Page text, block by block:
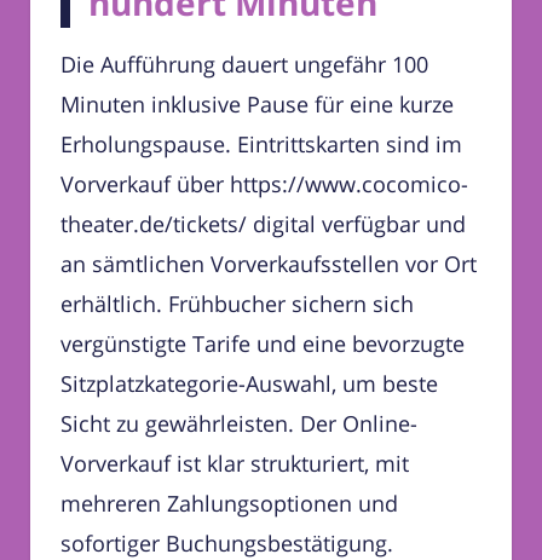
Die Aufführung dauert ungefähr 100
Minuten inklusive Pause für eine kurze
Erholungspause. Eintrittskarten sind im
Vorverkauf über https://www.cocomico-
theater.de/tickets/ digital verfügbar und
an sämtlichen Vorverkaufsstellen vor Ort
erhältlich. Frühbucher sichern sich
vergünstigte Tarife und eine bevorzugte
Sitzplatzkategorie-Auswahl, um beste
Sicht zu gewährleisten. Der Online-
Vorverkauf ist klar strukturiert, mit
mehreren Zahlungsoptionen und
sofortiger Buchungsbestätigung.